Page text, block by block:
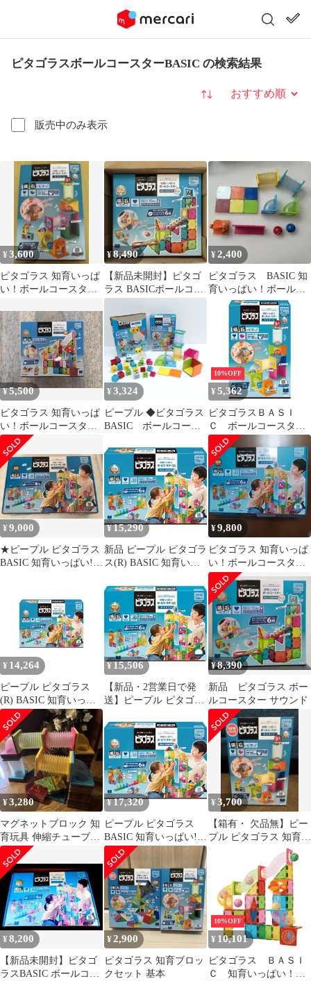
ピタゴラスボールコースターBASIC の検索結果
販売中のみ表示
並び替え
¥3,600
ピタゴラス 知育いっぱ
い！ボールコースター
¥8,490
【新品未開封】ピタゴ
ラス BASICボールコー
スター サウンド
¥2,400
ピタゴラス BASIC 知
育いっぱい！ボールコ
ースター
¥5,500
ピタゴラス 知育いっぱ
い！ボールコースター
ロング
¥3,324
ピープル ◆ピタゴラス
BASIC ボールコース
セット 子供用品【中
古】
10%OFF
¥ 5,362
ピタゴラスＢＡＳＩ
Ｃ ボールコースター
【ピープル】
¥9,000
★ピープル ピタゴラス
BASIC 知育いっぱい!ボ
¥15,290
新品 ピープル ピタゴラ
ス(R) BASIC 知育いっ
DX [1歳半] から 遊べる
つくれる ひらめきが育
つ PGS-132
¥9,800
ピタゴラス 知育いっぱ
い！ボールコースター
DX BASIC
¥ 14,264
ピープル ピタゴラス
(R) BASIC 知育いっぱ
い!ボールコースター
DX [1歳半] から 遊べる
つくれる ひらめきが育
つ PGS-132
¥15,506
【新品・2営業日で発
送】ピープル ピタゴラ
ぱい ボールコースター
DX 1歳半 から 遊べる
つくれる ひらめきが育
つ PGS-132
¥8,390
新品 ピタゴラス ボー
ルコースター サウンド
¥3,280
マグネットブロック 知
育玩具 伸縮チューブ付
き
¥17,320
ピープル ピタゴラス
BASIC 知育いっぱい!ボ
ールコースターDX [1歳
半] から 遊べる つくれ
る ひらめきが育つ
PGS-132送料無料
32c4d704
¥3,700
【箱有・ 欠品無】ピー
プル ピタゴラス 知育い
っぱい!ボールコースタ
¥8,200
【新品未開封】ピタゴ
ラスBASIC ボールコー
¥2,900
ピタゴラス 知育ブロッ
クセット 基本
10%OFF
¥ 10,101
ピタゴラス ＢＡＳＩ
Ｃ 知育いっぱい！ボ